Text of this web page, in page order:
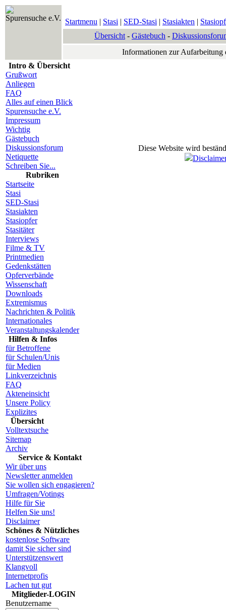
Spurensuche e.V. Startmenu | Stasi | SED-Stasi | Stasiakten |
Übersicht - Gästebuch -
Informationen zur
Intro & Übersicht
Grußwort
Anliegen
FAQ
Alles auf einen Blick
Spurensuche e.V.
Impressum
Wichtig
Gästebuch
Diskussionsforum
Netiquette
Schreiben Sie...
Rubriken
Startseite
Stasi
SED-Stasi
Stasiakten
Stasiopfer
Stasitäter
Interviews
Filme & TV
Printmedien
Gedenkstätten
Opferverbände
Wissenschaft
Downloads
Extremismus
Nachrichten & Politik
Internationales
Veranstaltungskalender
Hilfen & Infos
für Betroffene
für Schulen/Unis
für Medien
Linkverzeichnis
FAQ
Akteneinsicht
Unsere Policy
Explizites
Übersicht
Volltextsuche
Sitemap
Archiv
Service & Kontakt
Wir über uns
Newsletter anmelden
Sie wollen sich engagieren?
Umfragen/Votings
Hilfe für Sie
Helfen Sie uns!
Disclaimer
Schönes & Nützliches
kostenlose Software
damit Sie sicher sind
Unterstützenswert
Klangvoll
Internetprofis
Lachen tut gut
Mitglieder-LOGIN
Benutzername
Diese Website wird